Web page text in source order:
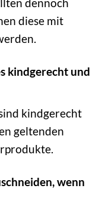
dennoch
diese mit
kindgerecht und
kindgerecht
geltenden
wenn